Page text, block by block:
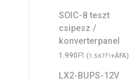
SOIC-8 teszt
csipesz /
konverterpanel
1.990Ft (1.567Ft+ÁFA)
LX2-BUPS-12V